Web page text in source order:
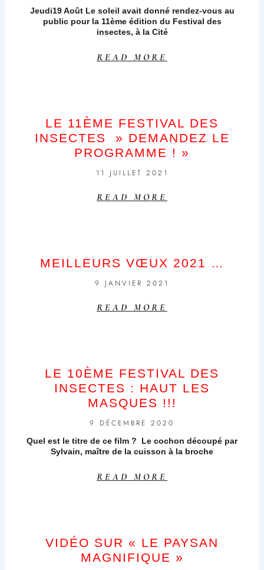
Jeudi19 Août Le soleil avait donné rendez-vous au
public pour la 11ème édition du Festival des
insectes, à la Cité
READ MORE
LE 11ÈME FESTIVAL DES
INSECTES » DEMANDEZ LE
PROGRAMME ! »
11 JUILLET 2021
READ MORE
MEILLEURS VŒUX 2021 …
9 JANVIER 2021
READ MORE
LE 10ÈME FESTIVAL DES
INSECTES : HAUT LES
MASQUES !!!
9 DÉCEMBRE 2020
Quel est le titre de ce film ? Le cochon découpé par
Sylvain, maître de la cuisson à la broche
READ MORE
VIDÉO SUR « LE PAYSAN
MAGNIFIQUE »